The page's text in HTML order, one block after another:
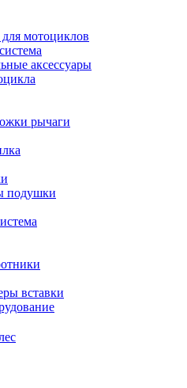
мотоциклов
аксессуары
рычаги
подушки
вставки